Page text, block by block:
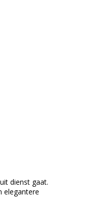
dienst gaat.
elegantere